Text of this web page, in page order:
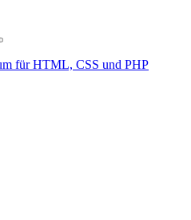
für HTML, CSS und PHP